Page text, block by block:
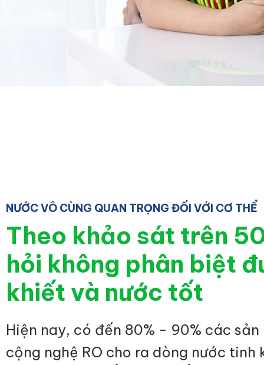
NƯỚC VÔ CÙNG QUAN TRỌNG ĐỐI VỚI CƠ THỂ
Theo khảo sát trên
hỏi không phân biệt
khiết và nước tốt
Hiện nay, có đến 80% - 90% các
cộng nghệ RO cho ra dòng nước